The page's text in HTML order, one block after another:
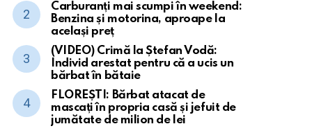
Carburanți mai scumpi în weekend:
Benzina și motorina, aproape la
același preț
(VIDEO) Crimă la Ștefan Vodă:
Individ arestat pentru că a ucis un
bărbat în bătaie
FLOREȘTI: Bărbat atacat de
mascați în propria casă și jefuit de
jumătate de milion de lei